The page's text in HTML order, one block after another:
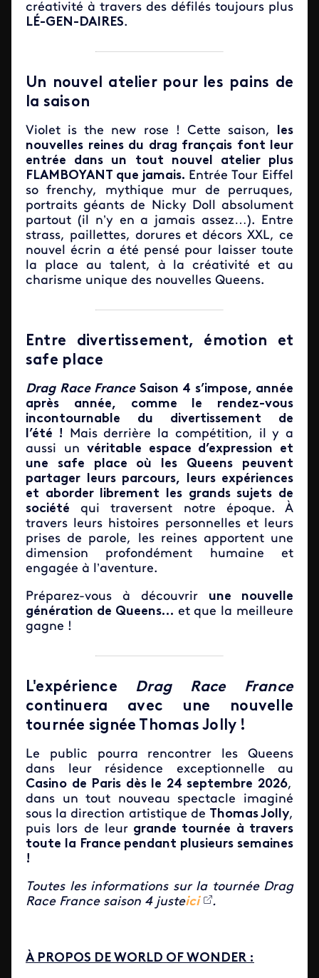
créativité à travers des défilés toujours plus
LÉ-GEN-DAIRES.
Un nouvel atelier pour les pains de
la saison
Violet is the new rose ! Cette saison,
les
nouvelles reines du drag français font leur
entrée dans un tout nouvel atelier plus
FLAMBOYANT que jamais. Entrée Tour Eiffel
so frenchy, mythique mur de perruques,
portraits géants de Nicky Doll absolument
partout (il n’y en a jamais assez…). Entre
strass, paillettes, dorures et décors XXL, ce
nouvel écrin a été pensé pour laisser toute
la place au talent, à la créativité et au
charisme unique des nouvelles Queens.
Entre divertissement, émotion et
safe place
Drag Race FranceSaison 4 s’impose, année
après année, comme le rendez-vous
incontournable du divertissement de
l’été ! Mais derrière la compétition, il y a
aussi unvéritable espace d’expression et
une safe place où les Queens peuvent
partager leurs parcours, leurs expériences
et aborder librement les grands sujets de
société qui traversent notre époque. À
travers leurs histoires personnelles et leurs
prises de parole, les reines apportent une
dimension profondément humaine et
engagée à l’aventure.
Préparez-vous à découvrir une nouvelle
génération de Queens… et que la meilleure
gagne !
L'expérience Drag Race France
continuera avec une nouvelle
tournée signée Thomas Jolly !
Le public pourra rencontrer les Queens
dans leur résidence exceptionnelle au
Casino de Paris dès le 24 septembre 2026,
dans un tout nouveau spectacle imaginé
sous la direction artistique de Thomas Jolly,
puis lors de leurgrande tournée à travers
toute la France pendant plusieurs semaines
!
Toutes les informations sur la tournée Drag
Race France saison 4 justeici .
À PROPOS DE WORLD OF WONDER :